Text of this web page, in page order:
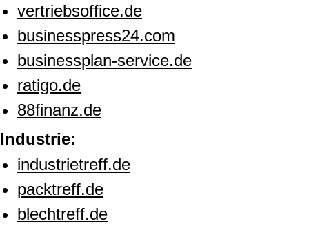
vertriebsoffice.de
businesspress24.com
businessplan-service.de
ratigo.de
88finanz.de
Industrie:
industrietreff.de
packtreff.de
blechtreff.de